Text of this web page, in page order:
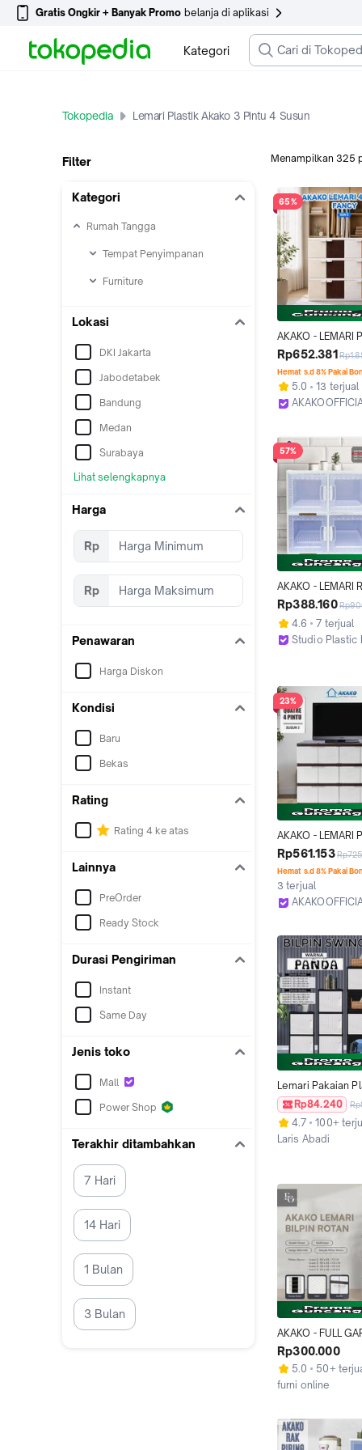
Gratis Ongkir + Banyak Promo belanja di aplikasi
Kategori
Tokopedia Lemari Plastik Akako 3 Pintu 4 Susun
Filter
Kategori
Rumah Tangga
Tempat Penyimpanan
Furniture
Lokasi
DKI Jakarta
Jabodetabek
Bandung
Medan
Surabaya
Lihat selengkapnya
Harga
Rp
Rp
Penawaran
Harga Diskon
Kondisi
Baru
Bekas
Rating
Rating 4 ke atas
Lainnya
PreOrder
Ready Stock
Durasi Pengiriman
Instant
Same Day
Jenis toko
Mall
Power Shop
Terakhir ditambahkan
7 Hari
14 Hari
1 Bulan
3 Bulan
Menampilkan 325
65%
AKAKO - LEMARI
PLASTIK AKAKO
PINTU SUSUN 3
ROTAN FULL
/ KODE : FANCY S3
Rp652.381
Hemat s.d 8% Pakai
5.0
13 terjual
57%
AKAKO - LEMARI
PIRING PLASTIK 2
Piriing Minimalis,
Rakit/ Kode :
Rp388.160
4.6
7 terjual
Studio Plastic
23%
AKAKO - LEMARI
PLASTIK 4 PINTU
/ KODE : LEMARI
Rp561.153
Hemat s.d 8% Pakai
3 terjual
Lemari Pakaian
AKAKO Panda
Pintu Laci 2 3 4 5
Minimalis Asli
Rp84.240
4.7
100+
Laris Abadi
AKAKO - FULL
Lemari Akako
Baby Pakaian
Serbaguna 2
3, 4, dan 5 Motif
Portable / Lemari
Serbaguna /
Rp300.000
5.0
50+
furni online